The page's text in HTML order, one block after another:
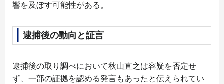
響を及ぼす可能性がある。
逮捕後の動向と証言
逮捕後の取り調べにおいて秋山直之は容疑を否定せ
ず、一部の証拠を認める発言もあったと伝えられてい